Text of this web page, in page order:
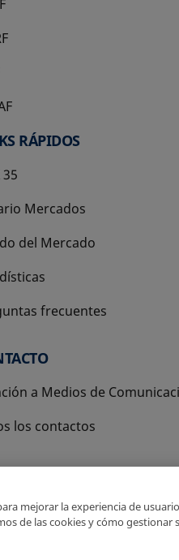
en una pestaña nueva
RÁPIDOS
35
Mercados
del Mercado
frecuentes
a Medios de
los contactos
Copyright Ⓒ BME
mejorar la experiencia de
de las cookies y cómo gestionar